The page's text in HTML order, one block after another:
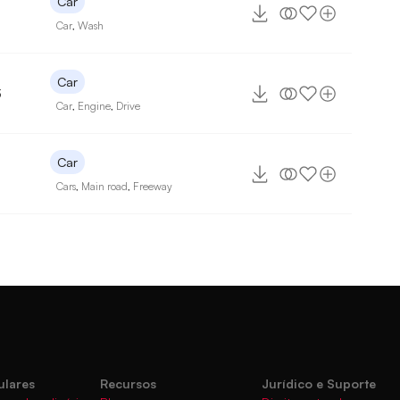
Car ,Wash
Car
Car Engine Drive
Car
Cars Main road Freeway
Recursos
Jurídico e Suporte